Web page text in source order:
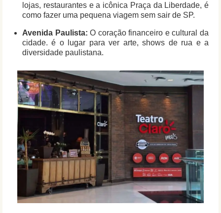
lojas, restaurantes e a icônica Praça da Liberdade, é
como fazer uma pequena viagem sem sair de SP.
Avenida Paulista: O coração financeiro e cultural da
cidade. é o lugar para ver arte, shows de rua e a
diversidade paulistana.